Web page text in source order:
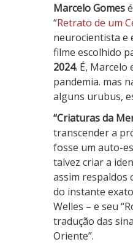
C
r
i
a
t
u
r
a
d
a
M
e
n
t
e
Marcelo Gomes
“Retrato de um
neurocientista e
filme escolhido
2024. É,
pandemia. mas
alguns urubus,
“Criaturas da
transcender a
fosse um auto-
talvez criar a
assim respaldos
do instante
Welles – e seu
tradução das
Oriente”.